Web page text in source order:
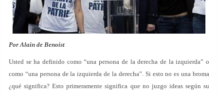
Por Alain de Benoist
Usted se ha definido como “una persona de la derecha de la izquierda” o
como “una persona de la izquierda de la derecha”. Si esto no es una broma
¿qué significa? Esto primeramente significa que no juzgo ideas según su